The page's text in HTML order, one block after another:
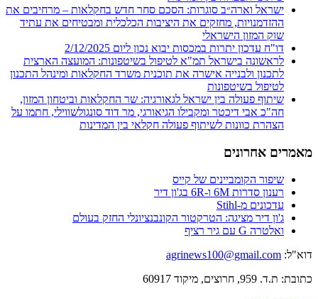
ישראל וארה״ב סוגרות: הסכם סחר חדש בחקלאות – מרחיבים את
ההזדמנויות, מחזקים את היציבות הכלכלית ומבטיחים את עתיד
שוק המזון הישראלי
דו"ח עדכון יתרות במכסות יבוא נכון ליום 2/12/2025
לראשונה בישראל תמ"א לטיפול בשיטפונות: המועצה הארצית
לתכנון ולבנייה אישרה את תוכנית משרד החקלאות ומינהל התכנון
לטיפול בשיטפונות
שיתוף פעולה בין ישראל לגאורגיה: שר החקלאות וביטחון המזון,
חה"כ אבי דיכטר ומקבילו הגיאורגי, מר דוד סונגולשווילי, חתמו על
הצהרת כוונות לשיתוף פעולה חקלאי בין המדינות
מאמרים אחרונים
שיפור הקומביינים של קייס
רענון סדרות 6M ו-6R בג'ון דיר
עדכונים מ-Stihl
ג'ון דיר מציגה: הטרקטור הקונבנציונלי החזק בעולם
ואלטרה G עם גיר רציף
דוא"ל: agrinews100@gmail.com
כתובת: ת.ד. 959, חרוצים, מיקוד 60917